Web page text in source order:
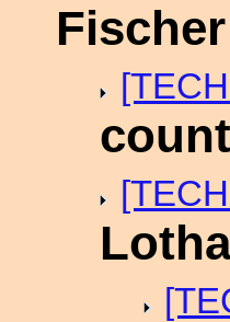
Fischer